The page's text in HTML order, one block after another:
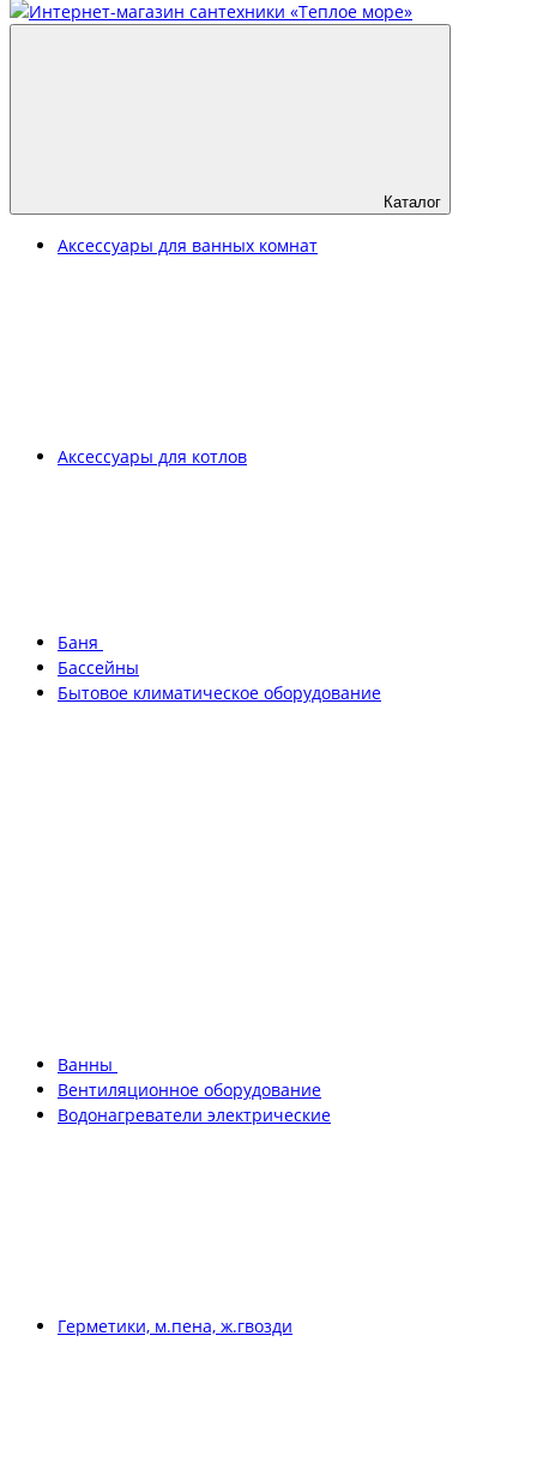
Каталог
Аксессуары для ванных комнат
Аксессуары для котлов
Баня
Бассейны
Бытовое климатическое оборудование
Ванны
Вентиляционное оборудование
Водонагреватели электрические
Герметики, м.пена, ж.гвозди